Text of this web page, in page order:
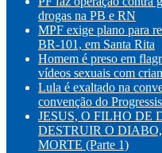
drogas na PB e RN
MPF exige plano para
BR-101, em Santa Rita
Homem é preso em
vídeos sexuais com
Lula é exaltado na
convenção do
JESUS, O FILHO DE
DESTRUIR O
MORTE (Parte 1)